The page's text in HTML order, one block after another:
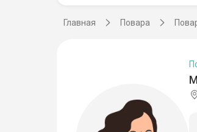
Главная Повара